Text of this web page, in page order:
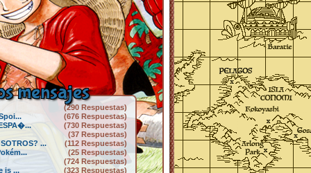
mensajes
(290 Respuestas)
(676 Respuestas)
(730 Respuestas)
(37 Respuestas)
...
(112 Respuestas)
(25 Respuestas)
(724 Respuestas)
is ...
(323 Respuestas)